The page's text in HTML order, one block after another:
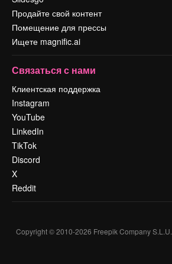
Продайте свой контент
Помещение для прессы
Ищете magnific.ai
Связаться с нами
Клиентская поддержка
Instagram
YouTube
LinkedIn
TikTok
Discord
X
Reddit
Copyright © 2010-2026 Freepik Company S.L.U.